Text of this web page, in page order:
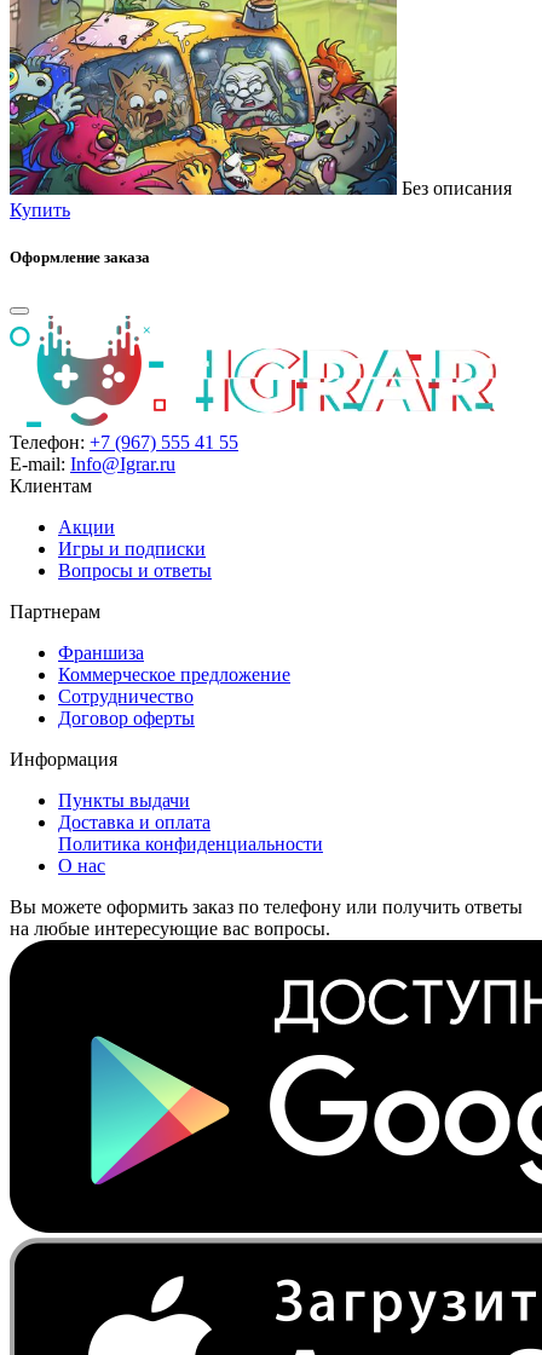
Без описания
Купить
Оформление заказа
Телефон: +7 (967) 555 41 55
E-mail: Info@Igrar.ru
Клиентам
Акции
Игры и подписки
Вопросы и ответы
Партнерам
Франшиза
Коммерческое предложение
Сотрудничество
Договор оферты
Информация
Пункты выдачи
Доставка и оплата
Политика конфиденциальности
О нас
Вы можете оформить заказ по телефону или получить ответы
на любые интересующие вас вопросы.